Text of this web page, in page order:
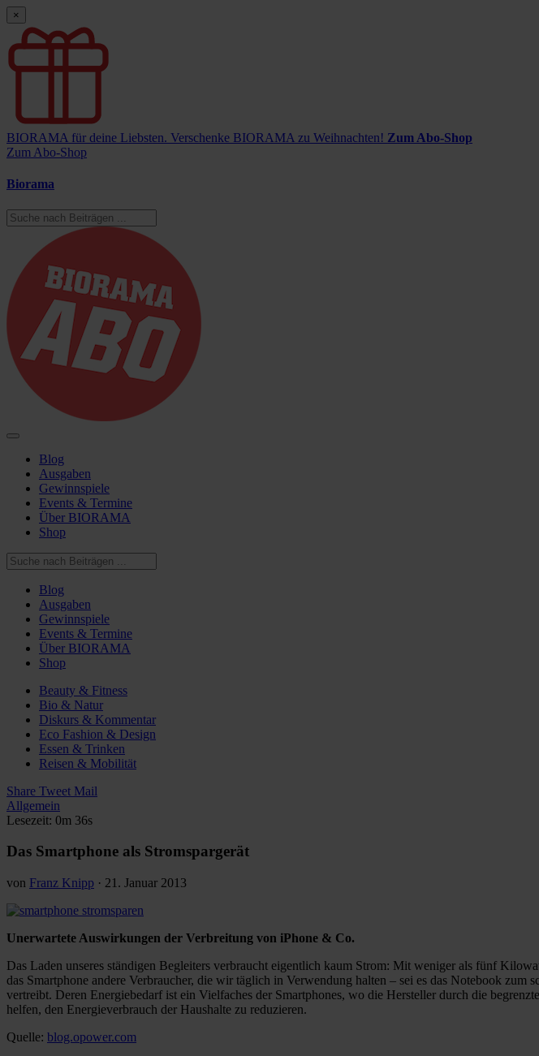
×
BIORAMA für deine Liebsten. Verschenke BIORAMA zu Weihnachten! Zum Abo-Shop
Zum Abo-Shop
Biorama
Blog
Ausgaben
Gewinnspiele
Events & Termine
Über BIORAMA
Shop
Blog
Ausgaben
Gewinnspiele
Events & Termine
Über BIORAMA
Shop
Beauty & Fitness
Bio & Natur
Diskurs & Kommentar
Eco Fashion & Design
Essen & Trinken
Reisen & Mobilität
Share Tweet Mail
Allgemein
Lesezeit: 0m 36s
Das Smartphone als Stromspargerät
von Franz Knipp · 21. Januar 2013
Unerwartete Auswirkungen der Verbreitung von iPhone & Co.
Das Laden unseres ständigen Begleiters verbraucht eigentlich kaum Strom: Mit weniger als fünf
das Smartphone andere Verbraucher, die wir täglich in Verwendung halten – sei es das Notebook
vertreibt. Deren Energiebedarf ist ein Vielfaches der Smartphones, wo die Hersteller durch die
helfen, den Energieverbrauch der Haushalte zu reduzieren.
Quelle: blog.opower.com